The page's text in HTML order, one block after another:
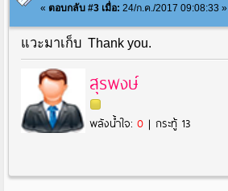
« ตอบกลับ #3 เมื่อ: 24/ก.ค./2017 09:08:33 »
แวะมาเก็บ Thank you.
สุรพงษ์
พลังน้ำใจ: 0 | กระทู้ 13